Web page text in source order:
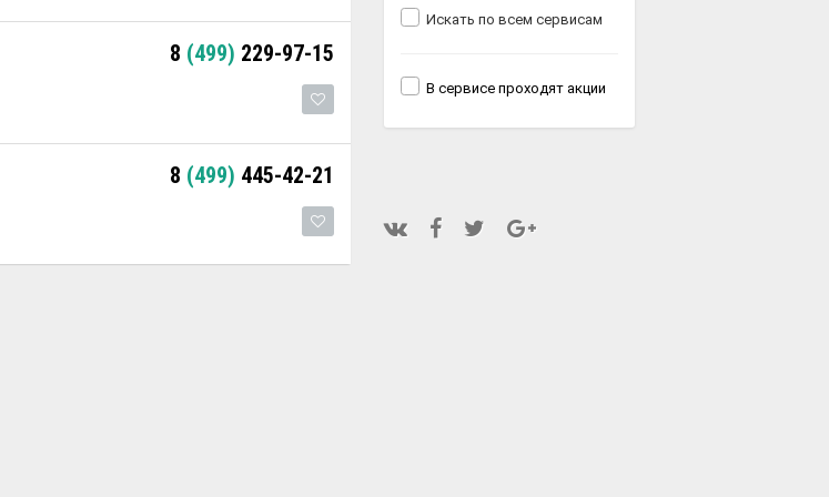
8 (499) 229-97-15
8 (499) 445-42-21
Искать по всем сервисам
В сервисе проходят акции